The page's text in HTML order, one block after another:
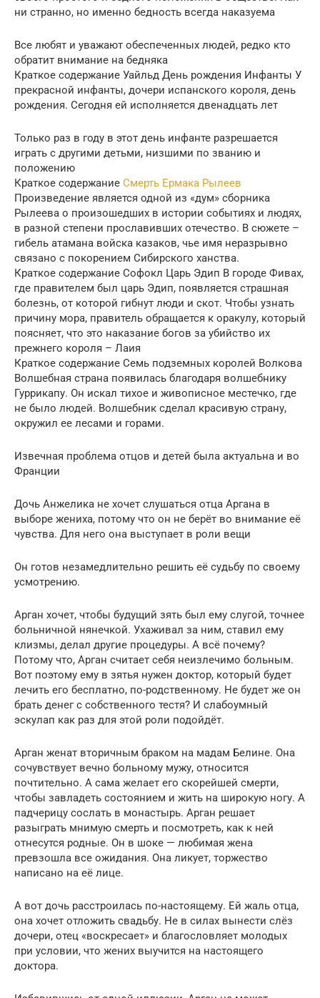
ни странно, но именно бедность всегда наказуема
Все любят и уважают обеспеченных людей, редко кто
обратит внимание на бедняка
Краткое содержание Уайльд День рождения Инфанты У
прекрасной инфанты, дочери испанского короля, день
рождения. Сегодня ей исполняется двенадцать лет
Только раз в году в этот день инфанте разрешается
играть с другими детьми, низшими по званию и
положению
Краткое содержание Смерть Ермака Рылеев
Произведение является одной из «дум» сборника
Рылеева о произошедших в истории событиях и людях,
в разной степени прославивших отечество. В сюжете –
гибель атамана войска казаков, чье имя неразрывно
связано с покорением Сибирского ханства.
Краткое содержание Софокл Царь Эдип В городе Фивах,
где правителем был царь Эдип, появляется страшная
болезнь, от которой гибнут люди и скот. Чтобы узнать
причину мора, правитель обращается к оракулу, который
поясняет, что это наказание богов за убийство их
прежнего короля – Лаия
Краткое содержание Семь подземных королей Волкова
Волшебная страна появилась благодаря волшебнику
Гуррикапу. Он искал тихое и живописное местечко, где
не было людей. Волшебник сделал красивую страну,
окружил ее лесами и горами.
Извечная проблема отцов и детей была актуальна и во
Франции
Дочь Анжелика не хочет слушаться отца Аргана в
выборе жениха, потому что он не берёт во внимание её
чувства. Для него она выступает в роли вещи
Он готов незамедлительно решить её судьбу по своему
усмотрению.
Арган хочет, чтобы будущий зять был ему слугой, точнее
больничной нянечкой. Ухаживал за ним, ставил ему
клизмы, делал другие процедуры. А всё почему?
Потому что, Арган считает себя неизлечимо больным.
Вот поэтому ему в зятья нужен доктор, который будет
лечить его бесплатно, по-родственному. Не будет же он
брать денег с собственного тестя? И слабоумный
эскулап как раз для этой роли подойдёт.
Арган женат вторичным браком на мадам Белине. Она
сочувствует вечно больному мужу, относится
почтительно. А сама желает его скорейшей смерти,
чтобы завладеть состоянием и жить на широкую ногу. А
падчерицу сослать в монастырь. Арган решает
разыграть мнимую смерть и посмотреть, как к ней
отнесутся родные. Он в шоке — любимая жена
превзошла все ожидания. Она ликует, торжество
написано на её лице.
А вот дочь расстроилась по-настоящему. Ей жаль отца,
она хочет отложить свадьбу. Не в силах вынести слёз
дочери, отец «воскресает» и благословляет молодых
при условии, что жених выучится на настоящего
доктора.